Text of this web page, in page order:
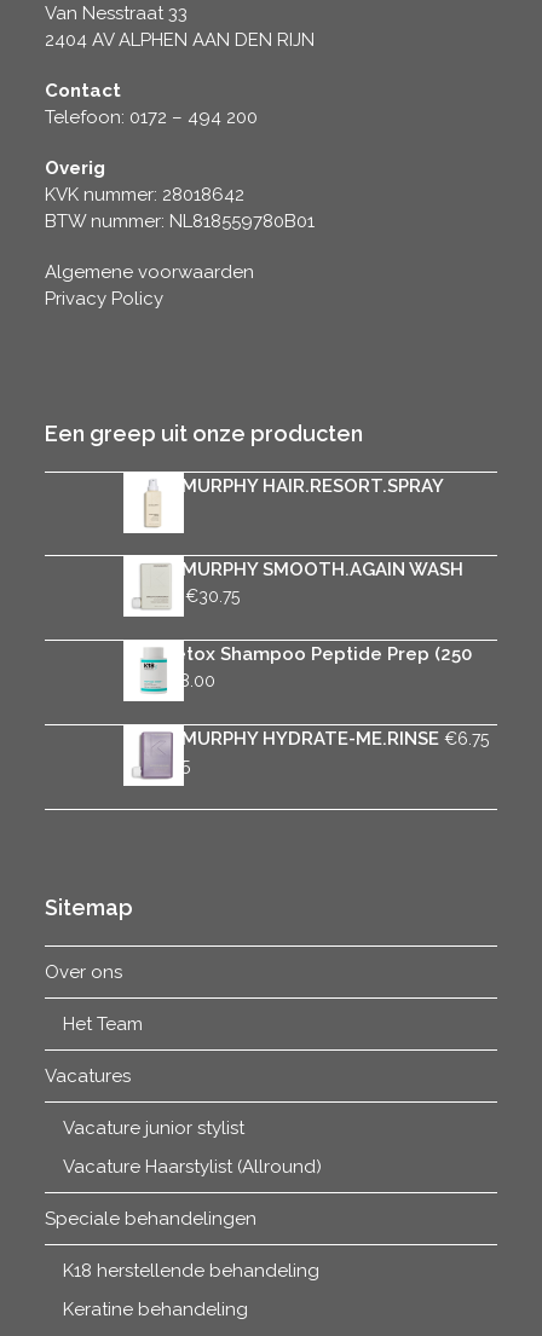
Van Nesstraat 33
2404 AV ALPHEN AAN DEN RIJN
Contact
Telefoon: 0172 – 494 200
Overig
KVK nummer: 28018642
BTW nummer: NL818559780B01
Algemene voorwaarden
Privacy Policy
Een greep uit onze producten
KEVIN.MURPHY HAIR.RESORT.SPRAY
32.25
KEVIN.MURPHY SMOOTH.AGAIN WASH
€6.75 €30.75Prijsklasse:
tot
K18 Detox Shampoo Peptide Prep (250
ml) € 38.00
KEVIN.MURPHY HYDRATE-ME.RINSE €6.75
€ 30.75Prijsklasse:
tot
Sitemap
Over ons
Het Team
Vacatures
Vacature junior stylist
Vacature Haarstylist (Allround)
Speciale behandelingen
K18 herstellende behandeling
Keratine behandeling